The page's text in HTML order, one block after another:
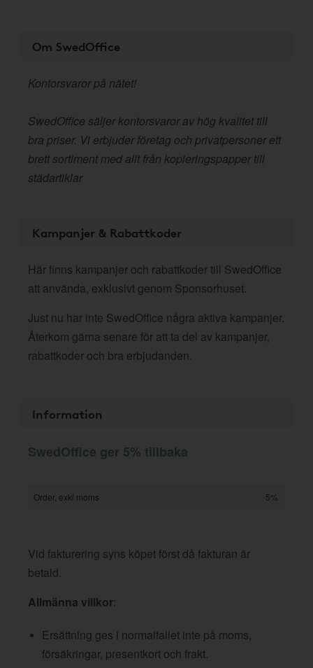
Om SwedOffice
Kontorsvaror på nätet!
SwedOffice säljer kontorsvaror av hög kvalitet till
bra priser. Vi erbjuder företag och privatpersoner ett
brett sortiment med allt från kopieringspapper till
städartiklar
Kampanjer & Rabattkoder
Här finns kampanjer och rabattkoder till SwedOffice
att använda, exklusivt genom Sponsorhuset.
Just nu har inte SwedOffice några aktiva kampanjer.
Återkom gärna senare för att ta del av kampanjer,
rabattkoder och bra erbjudanden.
Information
SwedOffice ger 5% tillbaka
Order, exkl moms 5%
Vid fakturering syns köpet först då fakturan är
betald.
Allmänna villkor:
Ersättning ges i normalfallet inte på moms,
försäkringar, presentkort och frakt.